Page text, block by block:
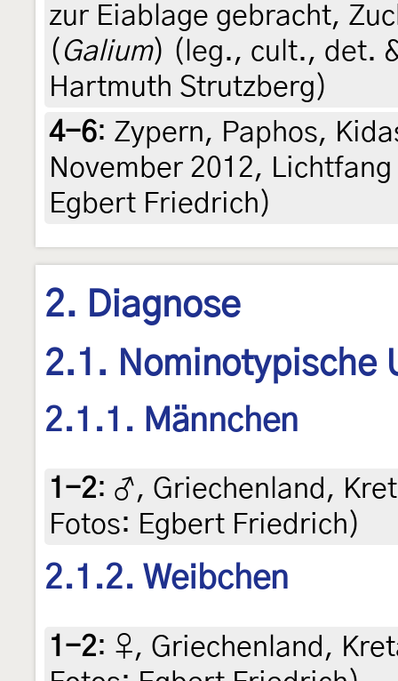
zur Eiablage gebracht,
( Galium) (leg., cult., det.
Hartmuth Strutzberg)
4-6: Zypern, Paphos,
November 2012,
Egbert Friedrich)
2. Diagnose
2.1. Nominotypische
2.1.1. Männchen
1-2: ♂, Griechenland,
Fotos: Egbert Friedrich)
2.1.2. Weibchen
1-2: ♀, Griechenland,